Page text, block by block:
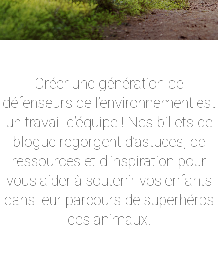
Créer une génération de
défenseurs de l’environnement est
un travail d’équipe ! Nos billets de
blogue regorgent d’astuces, de
ressources et d'inspiration pour
vous aider à soutenir vos enfants
dans leur parcours de superhéros
des animaux.